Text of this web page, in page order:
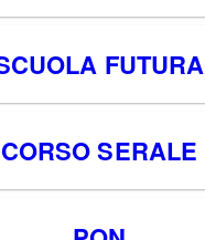
FUTURA
CORSO SERALE